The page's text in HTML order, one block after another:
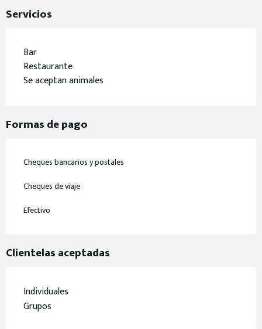
Servicios
Bar
Restaurante
Se aceptan animales
Formas de pago
Cheques bancarios y postales
Cheques de viaje
Efectivo
Clientelas aceptadas
Individuales
Grupos